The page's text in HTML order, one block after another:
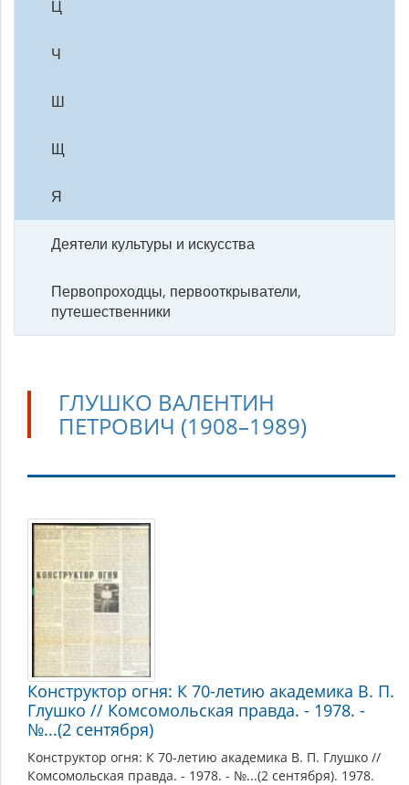
Ц
Ч
Ш
Щ
Я
Деятели культуры и искусства
Первопроходцы, первооткрыватели,
путешественники
ГЛУШКО ВАЛЕНТИН
ПЕТРОВИЧ (1908–1989)
Глушко
Валентин
Петрович
(1908–
1989)
Конструктор огня: К 70-летию академика В. П.
Глушко // Комсомольская правда. - 1978. -
№...(2 сентября)
Конструктор огня: К 70-летию академика В. П. Глушко //
Комсомольская правда. - 1978. - №...(2 сентября). 1978.